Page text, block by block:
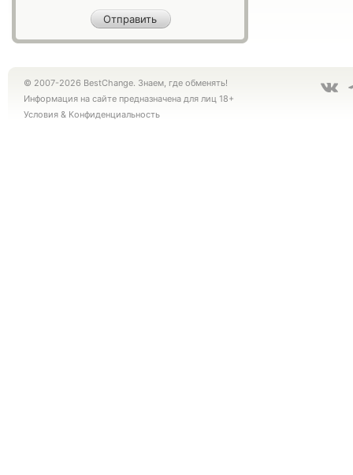
© 2007-2026 BestChange. Знаем, где обменять!
Информация на сайте предназначена для лиц 18+
Условия & Конфиденциальность